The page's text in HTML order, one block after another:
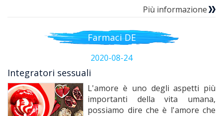
Più informazione
Farmaci DE
2020-08-24
Integratori sessuali
L'amore è uno degli aspetti più
importanti della vita umana,
possiamo dire che è l'amore che